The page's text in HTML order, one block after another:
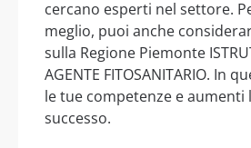
cercano esperti nel settore.
meglio, puoi anche
sulla Regione Piemonte
AGENTE FITOSANITARIO. In
le tue competenze e aumenti
successo.